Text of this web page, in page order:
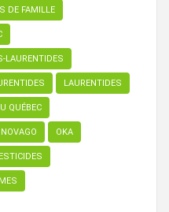
DE FAMILLE
LAURENTIDES
LAURENTIDES
QUÉBEC
NOVAGO OKA